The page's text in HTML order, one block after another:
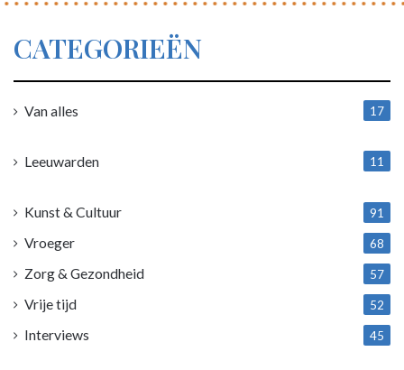
CATEGORIEËN
Van alles
17
Leeuwarden
11
Kunst & Cultuur 91
Vroeger 68
Zorg & Gezondheid 57
Vrije tijd 52
Interviews 45